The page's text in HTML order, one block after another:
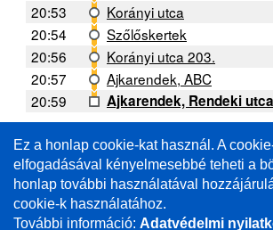
20:53
Korányi utca
20:54
Szőlőskertek
20:56
Korányi utca 203.
20:57
Ajkarendek, ABC
20:59
Ajkarendek, Rendeki
A forgalmi helyzettől függően a
eltérés lehetséges. /
Deviations from the schedule are
on the traffic situation.
Ez a honlap cookie-kat használ. A
elfogadásával kényelmesebbé teheti a
honlap további használatával
cookie-k használatához.
További információ: Adatvédelmi